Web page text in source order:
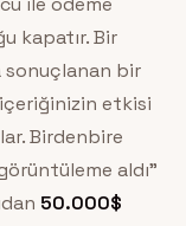
kapatır. Bir
sonuçlanan bir
etkisi
Birdenbire
aldı”
50.000$